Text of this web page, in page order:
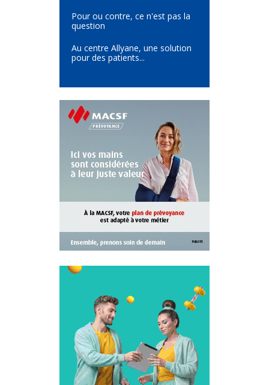
Pour ou contre, ce n'est pas la
question
Au centre Allyane, une solution
pour des patients...